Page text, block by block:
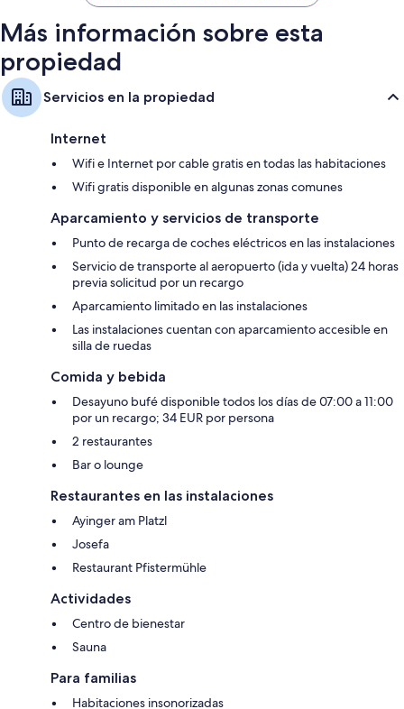
Más información sobre esta
propiedad
Servicios en la propiedad
Internet
Wifi e Internet por cable gratis en todas las habitaciones
Wifi gratis disponible en algunas zonas comunes
Aparcamiento y servicios de transporte
Punto de recarga de coches eléctricos en las instalaciones
Servicio de transporte al aeropuerto (ida y vuelta) 24 horas
previa solicitud por un recargo
Aparcamiento limitado en las instalaciones
Las instalaciones cuentan con aparcamiento accesible en
silla de ruedas
Comida y bebida
Desayuno bufé disponible todos los días de 07:00 a 11:00
por un recargo; 34 EUR por persona
2 restaurantes
Bar o lounge
Restaurantes en las instalaciones
Ayinger am Platzl
Josefa
Restaurant Pfistermühle
Actividades
Centro de bienestar
Sauna
Para familias
Habitaciones insonorizadas